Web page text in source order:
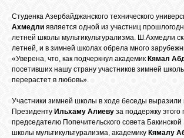
Студенка Азербайджанского технического
Ахмедли является одной из участниц
летней школы мультикультурализма. Ш.Ахмедли
летней, и в зимней школах обрела много
«Уверена, что, как подчеркнул академик Кямал
посетивших нашу страну участников зимней
перерастет в любовь».
Участники зимней школы в ходе беседы выразили
Президенту Ильхаму Алиеву за поддержку этого
председателю Попечительского совета
школы мультикультурализма, академику Кямалу